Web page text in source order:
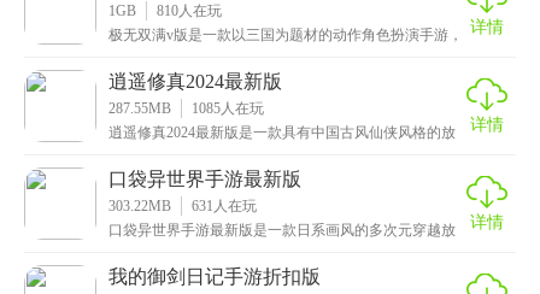
1GB 810人在玩
极无双满v版是一款以三国为题材的动作角色扮演手游，
详情
逍遥修真2024最新版
287.55MB 1085人在玩
逍遥修真2024最新版是一款具有中国古风仙侠风格的放
详情
口袋异世界手游最新版
303.22MB 631 人在玩
口袋异世界手游最新版是一款日系画风的多次元穿越放
致唯
详情
我的御剑日记手游折扣版